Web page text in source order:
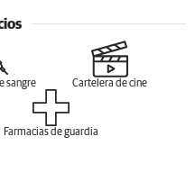
sangre Cartelera de cine
Farmacias de guardia